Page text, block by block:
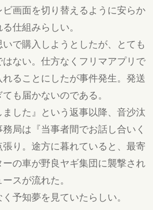
画面を切り替えるように安らか
仕組みらしい。
で購入しようとしたが、とても
ない。仕方なくフリマアプリで
ることにしたが事件発生。発送
も届かないのである。
した』という返事以降、音沙汰
局は『当事者間でお話し合いく
り。途方に暮れていると、最寄
ーの車が野良ヤギ集団に襲撃され
スが流れた。
予知夢を見ていたらしい。